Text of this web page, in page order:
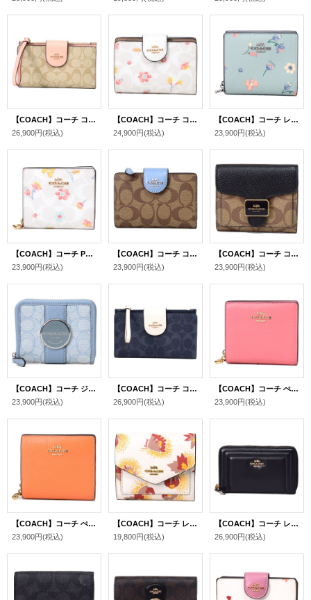
【COACH】コーチ コーティングキャンバス レザー シグネチャー カラーブロック フォン iPhone スマホ テック ウォレット リストレット 財布 ライトカーキ×フェイディドブラッシュ〔日本未発売〕
26,900円(税込)
【COACH】コーチ コーティングキャンバス レザー シグネチャー フローラル 花柄 ミディアム コーナー ジップ ウォレット 二つ折り財布 チャークマルチ（日本未発売）
24,900円(税込)
【COACH】コーチ レザー フローラル 花柄 スナップ ウォレット 二つ折り 財布 ライトティールマルチ（日本未発売）
23,900円(税込)
【COACH】コーチ PVC レザー シグネチャー フローラル 花柄 スナップ ウォレット 二つ折り 財布 チャークマルチ（日本未発売）
23,900円(税込)
【COACH】コーチ コーティングキャンバス スムースレザー シグネチャー ミディアム コーナー ジップ ウォレット 二つ折り財布 カーキ×マーブルブルー（日本未発売）
23,900円(税込)
【COACH】コーチ コーティングキャンバス レザー シグネチャー スモール ウォレット 二つ折り財布 カーキブラックマルチ〔日本未発売〕
23,900円(税込)
【COACH】コーチ ジャガード ペブルレザー シグネチャー デンプシー ロゴ スモール ジップ アラウンド ウォレット 二つ折り 財布 マーブルブルー〔日本未発売〕
23,900円(税込)
【COACH】コーチ コーティングキャンバス レザー シグネチャー カラーブロック フォン iPhone スマホ テック ウォレット リストレット 財布 デニムマルチ〔日本未発売〕
26,900円(税込)
【COACH】コーチ ぺブルレザー ロゴチャーム スナップ ウォレット 二つ折り 財布 タフィー（日本未発売）
23,900円(税込)
【COACH】コーチ ぺブルレザー ロゴチャーム スナップ ウォレット 二つ折り 財布 キャンディードオレンジ（日本未発売）
23,900円(税込)
【COACH】コーチ レザー フラワー 花柄 ロゴ プリント スモール 三つ折り財布 チャーク（日本未発売）
19,800円(税込)
【COACH】コーチ レザー キルティング ロゴ ミディアム ID ジップ パイソン ナッパレザー ウォレット 財布 ブラック（日本未発売）
26,900円(税込)